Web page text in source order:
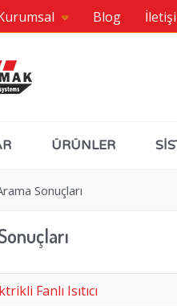
Blog
ÜRÜNLER
Sonuçları
Fanlı Isıtıcı